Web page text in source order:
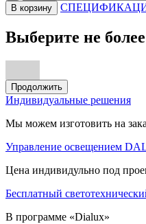
В корзину
Выберите не
Продолжить
Индивидуальные решения
Мы можем изготовить на
Управление освещением
Цена индивидульно под
Бесплатный
В программе «Dialux»